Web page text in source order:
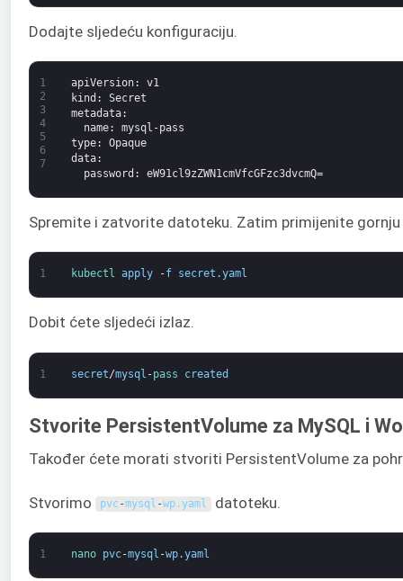
Dodajte sljedeću konfiguraciju.
1
2
3
4
5
6
7
apiVersion: v1
kind : Secret
metadata:
name: mysql-pass
type: Opaque
data:
password : eW91cl9zZWN1cmVfcGFzc3dvcmQ=
Spremite i zatvorite datoteku. Zatim primijenite
1 kubectl apply -f secret .yaml
Dobit ćete sljedeći izlaz.
1 secret/mysql -pass created
Stvorite PersistentVolume za MySQL i
Također ćete morati stvoriti PersistentVolume za
Stvorimo pvc -mysql -wp.yaml datoteku.
1 nano pvc-mysql -wp.yaml